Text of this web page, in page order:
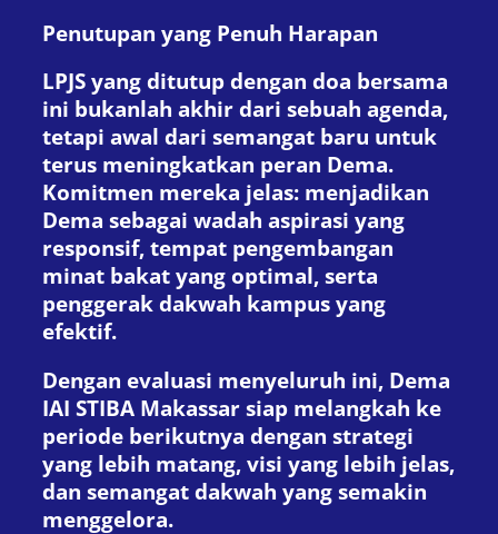
Penutupan yang Penuh Harapan
LPJS yang ditutup dengan doa bersama
ini bukanlah akhir dari sebuah agenda,
tetapi awal dari semangat baru untuk
terus meningkatkan peran Dema.
Komitmen mereka jelas: menjadikan
Dema sebagai wadah aspirasi yang
responsif, tempat pengembangan
minat bakat yang optimal, serta
penggerak dakwah kampus yang
efektif.
Dengan evaluasi menyeluruh ini, Dema
IAI STIBA Makassar siap melangkah ke
periode berikutnya dengan strategi
yang lebih matang, visi yang lebih jelas,
dan semangat dakwah yang semakin
menggelora.